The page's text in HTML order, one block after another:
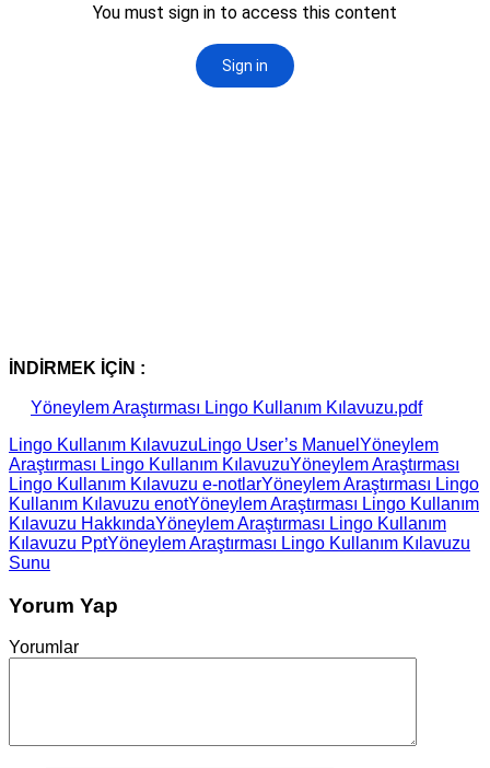
İNDİRMEK İÇİN :
Yöneylem Araştırması Lingo Kullanım Kılavuzu.pdf
Lingo Kullanım Kılavuzu Lingo User’s Manuel Yöneylem
Araştırması Lingo Kullanım KılavuzuYöneylem Araştırması
Lingo Kullanım Kılavuzu e-notlarYöneylem Araştırması Lingo
Kullanım Kılavuzu enotYöneylem Araştırması Lingo Kullanım
Kılavuzu HakkındaYöneylem Araştırması Lingo Kullanım
Kılavuzu PptYöneylem Araştırması Lingo Kullanım Kılavuzu
Sunu
Yorum Yap
Yorumlar